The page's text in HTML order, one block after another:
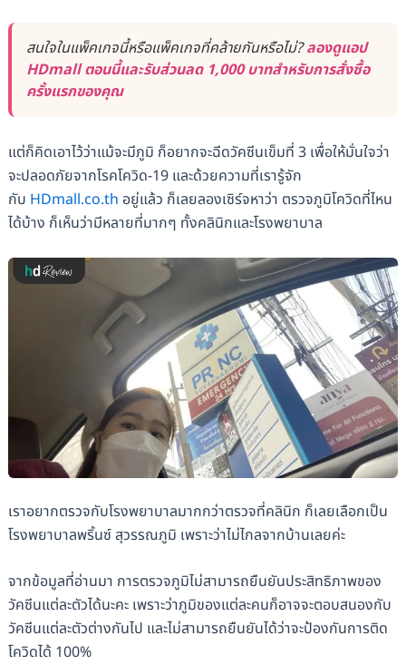
สนใจในแพ็คเกจนี้หรือแพ็คเกจที่คล้ายกันหรือไม่?ลองดูแอป
HDmall ตอนนี้และรับส่วนลด 1,000 บาทสำหรับการสั่งซื้อ
ครั้งแรกของคุณ
แต่ก็คิดเอาไว้ว่าแม้จะมีภูมิ ก็อยากจะฉีดวัคซีนเข็มที่ 3 เพื่อให้มั่นใจว่า
จะปลอดภัยจากโรคโควิด-19 และด้วยความที่เรารู้จัก
กับ HDmall.co.th อยู่แล้ว ก็เลยลองเซิร์จหาว่า ตรวจภูมิโควิดที่ไหน
ได้บ้าง ก็เห็นว่ามีหลายที่มากๆ ทั้งคลินิกและโรงพยาบาล
เราอยากตรวจกับโรงพยาบาลมากกว่าตรวจที่คลินิก ก็เลยเลือกเป็น
โรงพยาบาลพริ้นซ์ สุวรรณภูมิ เพราะว่าไม่ไกลจากบ้านเลยค่ะ
จากข้อมูลที่อ่านมา การตรวจภูมิไม่สามารถยืนยันประสิทธิภาพของ
วัคซีนแต่ละตัวได้นะคะ เพราะว่าภูมิของแต่ละคนก็อาจจะตอบสนองกับ
วัคซีนแต่ละตัวต่างกันไป และไม่สามารถยืนยันได้ว่าจะป้องกันการติด
โควิดได้ 100%